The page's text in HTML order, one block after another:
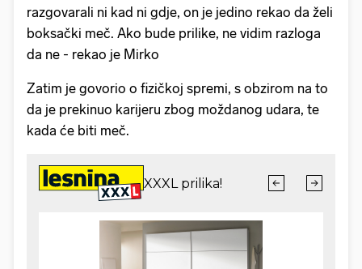
razgovarali ni kad ni gdje, on je jedino rekao da želi
boksački meč. Ako bude prilike, ne vidim razloga
da ne - rekao je Mirko
Zatim je govorio o fizičkoj spremi, s obzirom na to
da je prekinuo karijeru zbog moždanog udara, te
kada će biti meč.